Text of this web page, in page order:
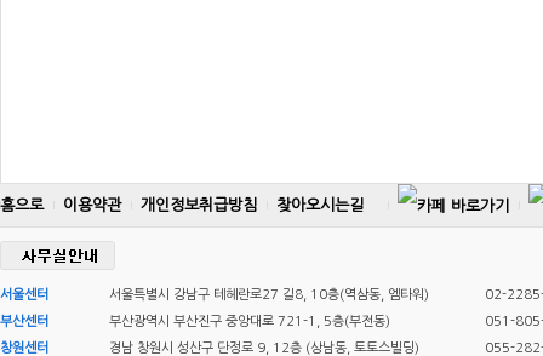
홈으로 이용약관 개인정보취급방침 찾아오시는길
서울센터 서울특별시 강남구 테헤란로27 길8, 10층(역삼동, 엠타워)
02-
부산센터
부산광역시 부산진구 중앙대로 721-1, 5층(부전동)
051-
창원센터
경남 창원시 성산구 단정로 9, 12층 (상남동, 토토스빌딩)
055-